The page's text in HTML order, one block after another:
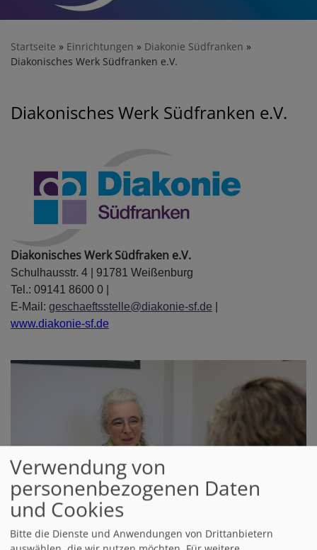
Startseite Einrichtungen
Diakonie Südfranken
Diakonisches Werk Südfranken e.V.
Diakonisches Werk Südfranken e.V.
Diakonisches Werk Südfraken e.V.
Schulhausstr. 4 | 91781 Weißenburg
Tel.: 09141 8600 0 |
E-Mail: geschaeftsstelle@diakonie-sf.de
www.diakonie-sf.de
Verwendung von
personenbezogenen Daten
und Cookies
Bitte die Dienste und Anwendungen von Drittanbietern